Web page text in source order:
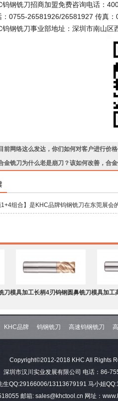
钨钢铣刀招商加盟免费咨询电话：
：0755-26581926/26581927 传真
钨钢铣刀事业部地址：深圳市南山
目前网络这么发达，你们如何对客户进行价
金铣刀为什么老是崩刀？该如何改善，合
1+4组合】是KHC品牌钨钢铣刀在东莞展会
刀模具加工长柄4刃钨钢圆鼻铣刀模具加工
钢平底铣刀
KHC品牌 钨钢铣刀 高速钨钢铣刀
Copyright©2012-2018 KHC All Rights
深圳市汉川实业发展有限公司 电话：86-
生QQ:29166006/13113679191 马小姐
邮箱: sales@khctool.cn 网址：